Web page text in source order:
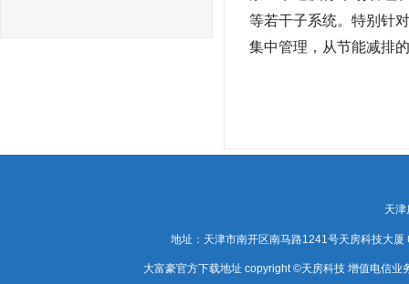
等若干子系统。特别针
集中管理，从节能减排
天
地址：天津市南开区南马路1241号天房科技大
大富豪官方下载地址 copyright ©天房科技 增值电信